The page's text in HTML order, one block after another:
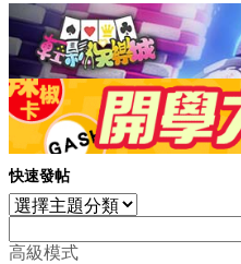
快速發帖
高級模式